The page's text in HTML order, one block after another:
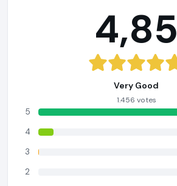
4,85
Very Good
1.456 votes
5
4
3
2